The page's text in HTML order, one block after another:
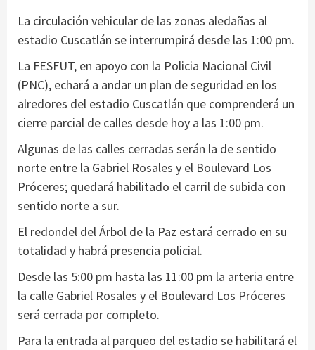
La circulación vehicular de las zonas aledañas al
estadio Cuscatlán se interrumpirá desde las 1:00 pm.
La FESFUT, en apoyo con la Policia Nacional Civil
(PNC), echará a andar un plan de seguridad en los
alredores del estadio Cuscatlán que comprenderá un
cierre parcial de calles desde hoy a las 1:00 pm.
Algunas de las calles cerradas serán la de sentido
norte entre la Gabriel Rosales y el Boulevard Los
Próceres; quedará habilitado el carril de subida con
sentido norte a sur.
El redondel del Árbol de la Paz estará cerrado en su
totalidad y habrá presencia policial.
Desde las 5:00 pm hasta las 11:00 pm la arteria entre
la calle Gabriel Rosales y el Boulevard Los Próceres
será cerrada por completo.
Para la entrada al parqueo del estadio se habilitará el